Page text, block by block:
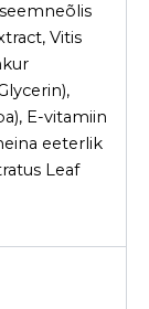
Vitis
E-vitamiin
eeterlik
Leaf